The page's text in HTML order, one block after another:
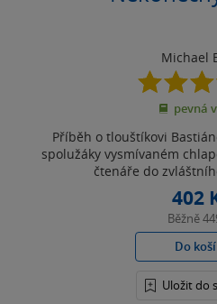
Michael
4.5
z
5
pevná
Příběh o tlouštíkovi
spolužáky vysmívaném
čtenáře do
402
Běžně
Do
Uložit do